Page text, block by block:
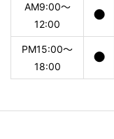
AM9:00〜
12:00
●
PM15:00〜
18:00
●